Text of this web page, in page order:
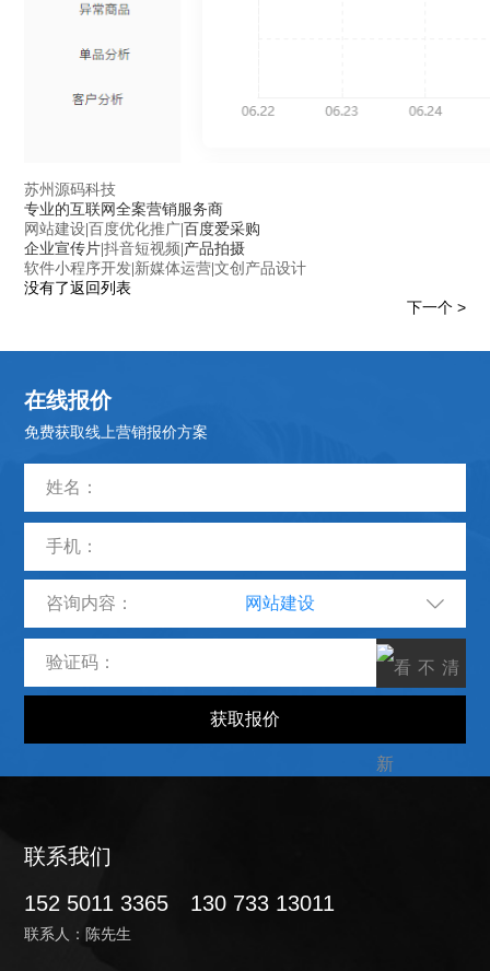
苏州源码科技
专业的互联网全案营销服务商
网站建设 百度优化推广 |百度爱采购
企业宣传片|抖音短视频 |产品拍摄
软件小程序开发 新媒体运营 |文创产品设计
没有了返回列表
下一个 >
在线报价
免费获取线上营销报价方案
咨询内容：
联系我们
152 5011 3365
联系人：陈先生
130 733 13011